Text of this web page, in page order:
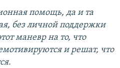
помощь, да и та
без личной поддержки
маневр на то, что
и решат, что